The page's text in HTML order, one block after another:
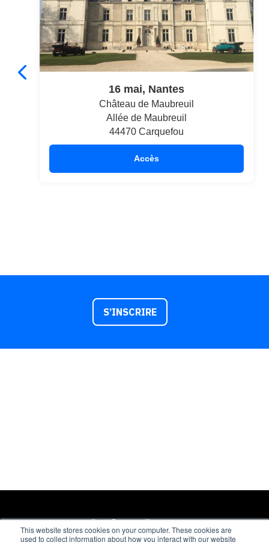
This website stores cookies on your computer. These cookies are
used to collect information about how you interact with our website
16 mai, Nantes
Château de Maubreuil
Allée de Maubreuil
44470 Carquefou
Accès
S’INSCRIRE